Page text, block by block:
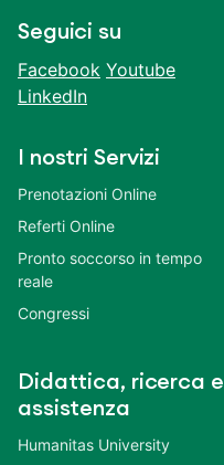
Seguici su
Facebook Youtube
LinkedIn
I nostri Servizi
Prenotazioni Online
Referti Online
Pronto soccorso in tempo
reale
Congressi
Didattica, ricerca e
assistenza
Humanitas University